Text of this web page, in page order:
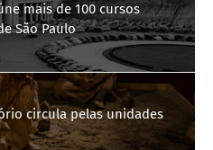
mais de 100 cursos
São Paulo
circula pelas unidades